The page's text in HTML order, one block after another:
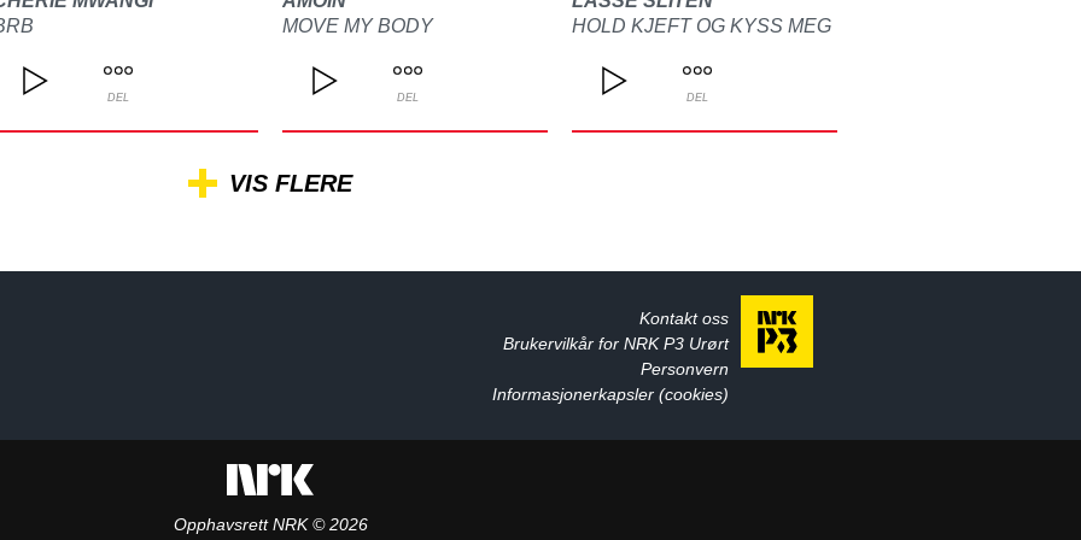
DEL
MOVE MY BODY
DEL
HOLD KJEFT OG KYSS MEG
DEL
VIS FLERE
Kontakt oss
Brukervilkår for NRK P3 Urørt
Personvern
Informasjonerkapsler (cookies)
Opphavsrett NRK © 2026